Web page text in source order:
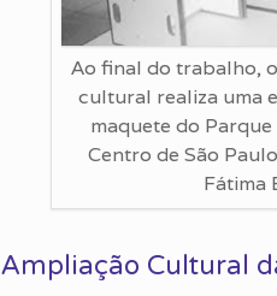
Ao final do trabalho,
cultural realiza uma
maquete do
Centro de São
Fátima
Ampliação Cultural